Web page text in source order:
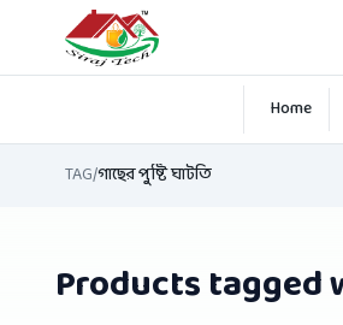
Skip to main content
Home
TAG/গাছের পুষ্টি ঘাটতি
Products tagged